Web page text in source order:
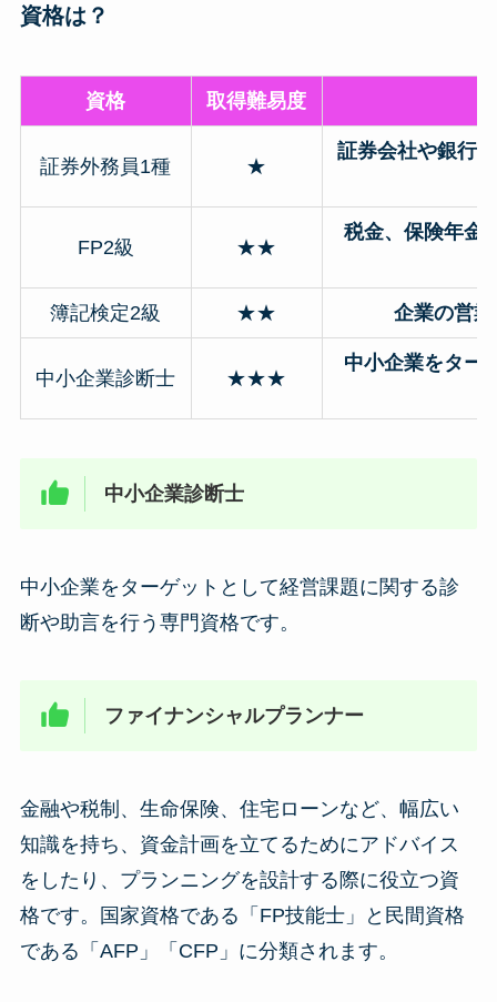
資格は？
資格 取得難易度
証券外務員1種 ★
証券会社や銀行
FP2級 ★★
税金、保険年金
簿記検定2級 ★★ 企業の営
中小企業診断士 ★★★
中小企業をター
中小企業診断士
中小企業をターゲットとして経営課題に関する診
断や助言を行う専門資格です。
ファイナンシャルプランナー
金融や税制、生命保険、住宅ローンなど、幅広い
知識を持ち、資金計画を立てるためにアドバイス
をしたり、プランニングを設計する際に役立つ資
格です。国家資格である「FP技能士」と民間資格
である「AFP」「CFP」に分類されます。